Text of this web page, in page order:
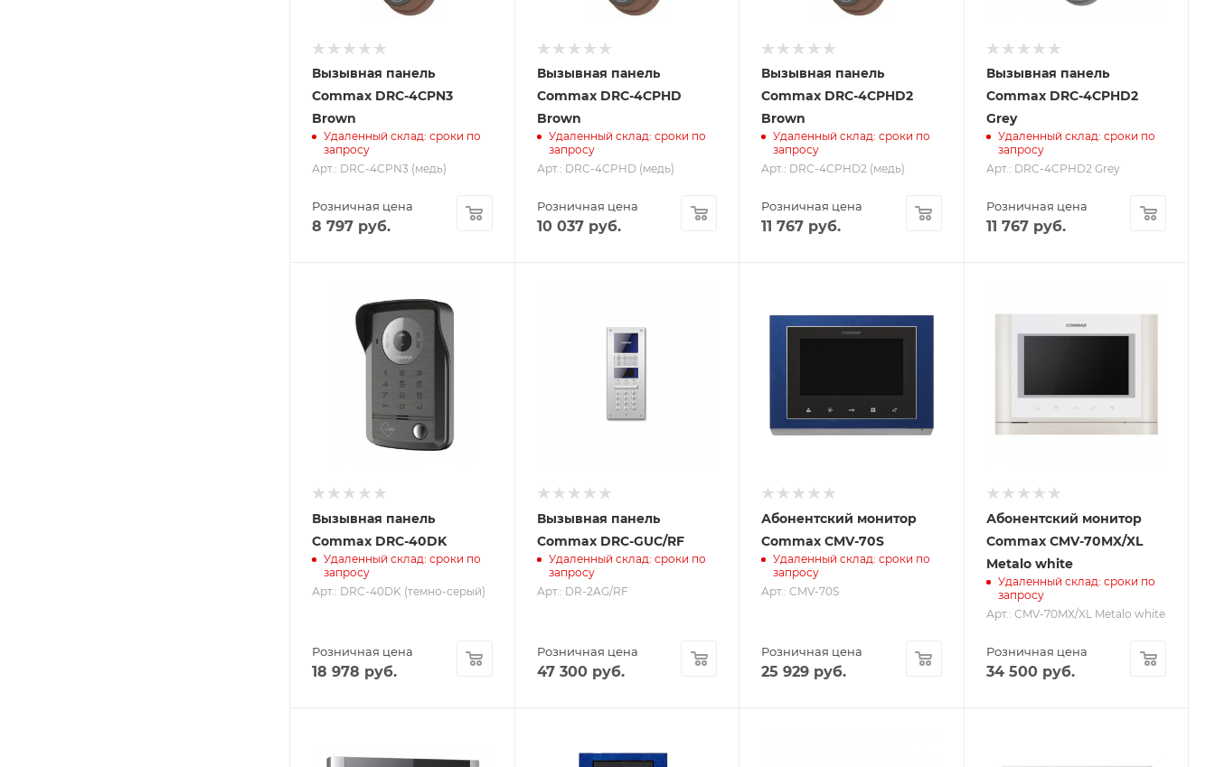
Вызывная панель
Commax DRC-4CPN3
Brown
Удаленный склад: сроки по
запросу
Арт.: DRC-4CPN3 (медь)
Розничная цена
8 797 руб.
Вызывная панель
Commax DRC-4CPHD
Brown
Удаленный склад: сроки по
запросу
Арт.: DRC-4CPHD (медь)
Розничная цена
10 037руб.
Вызывная панель
Commax DRC-4CPHD2
Brown
Удаленный склад: сроки по
запросу
Арт.: DRC-4CPHD2 (медь)
Розничная цена
11 767 руб.
Вызывная панель
Commax DRC-4CPHD2
Grey
Удаленный склад: сроки по
запросу
Арт.: DRC-4CPHD2 Grey
Розничная цена
11 767руб.
Вызывная панель
Commax DRC-40DK
Удаленный склад: сроки по
запросу
Арт.: DRC-40DK (темно-серый)
Розничная цена
18 978 руб.
Вызывная панель
Commax DRC-GUC/RF
Удаленный склад: сроки по
запросу
Арт.: DR-2AG/RF
Розничная цена
47 300руб.
Абонентский монитор
Commax CMV-70S
Удаленный склад: сроки по
запросу
Арт.: CMV-70S
Розничная цена
25 929 руб.
Абонентский монитор
Commax CMV-70MX/XL
Metalo white
Удаленный склад: сроки по
запросу
Арт.: CMV-70MX/XL Metalo white
Розничная цена
34 500руб.